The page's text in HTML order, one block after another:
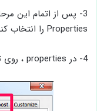
Properties را انتخاب کنید.
4- در properties ، روی تب ReadyBoost کلیک کنید.